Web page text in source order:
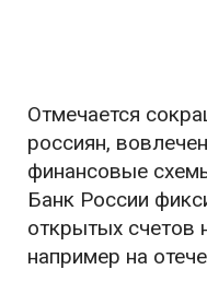
Отмечается
россиян,
финансовые
Банк России
открытых счетов
например на